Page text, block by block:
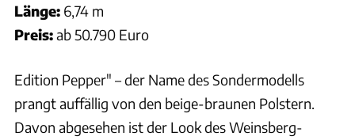
Länge: 6,74 m
Preis:ab 50.790 Euro
Edition Pepper" – der Name des Sondermodells
prangt auffällig von den beige-braunen Polstern.
Davon abgesehen ist der Look des Weinsberg-